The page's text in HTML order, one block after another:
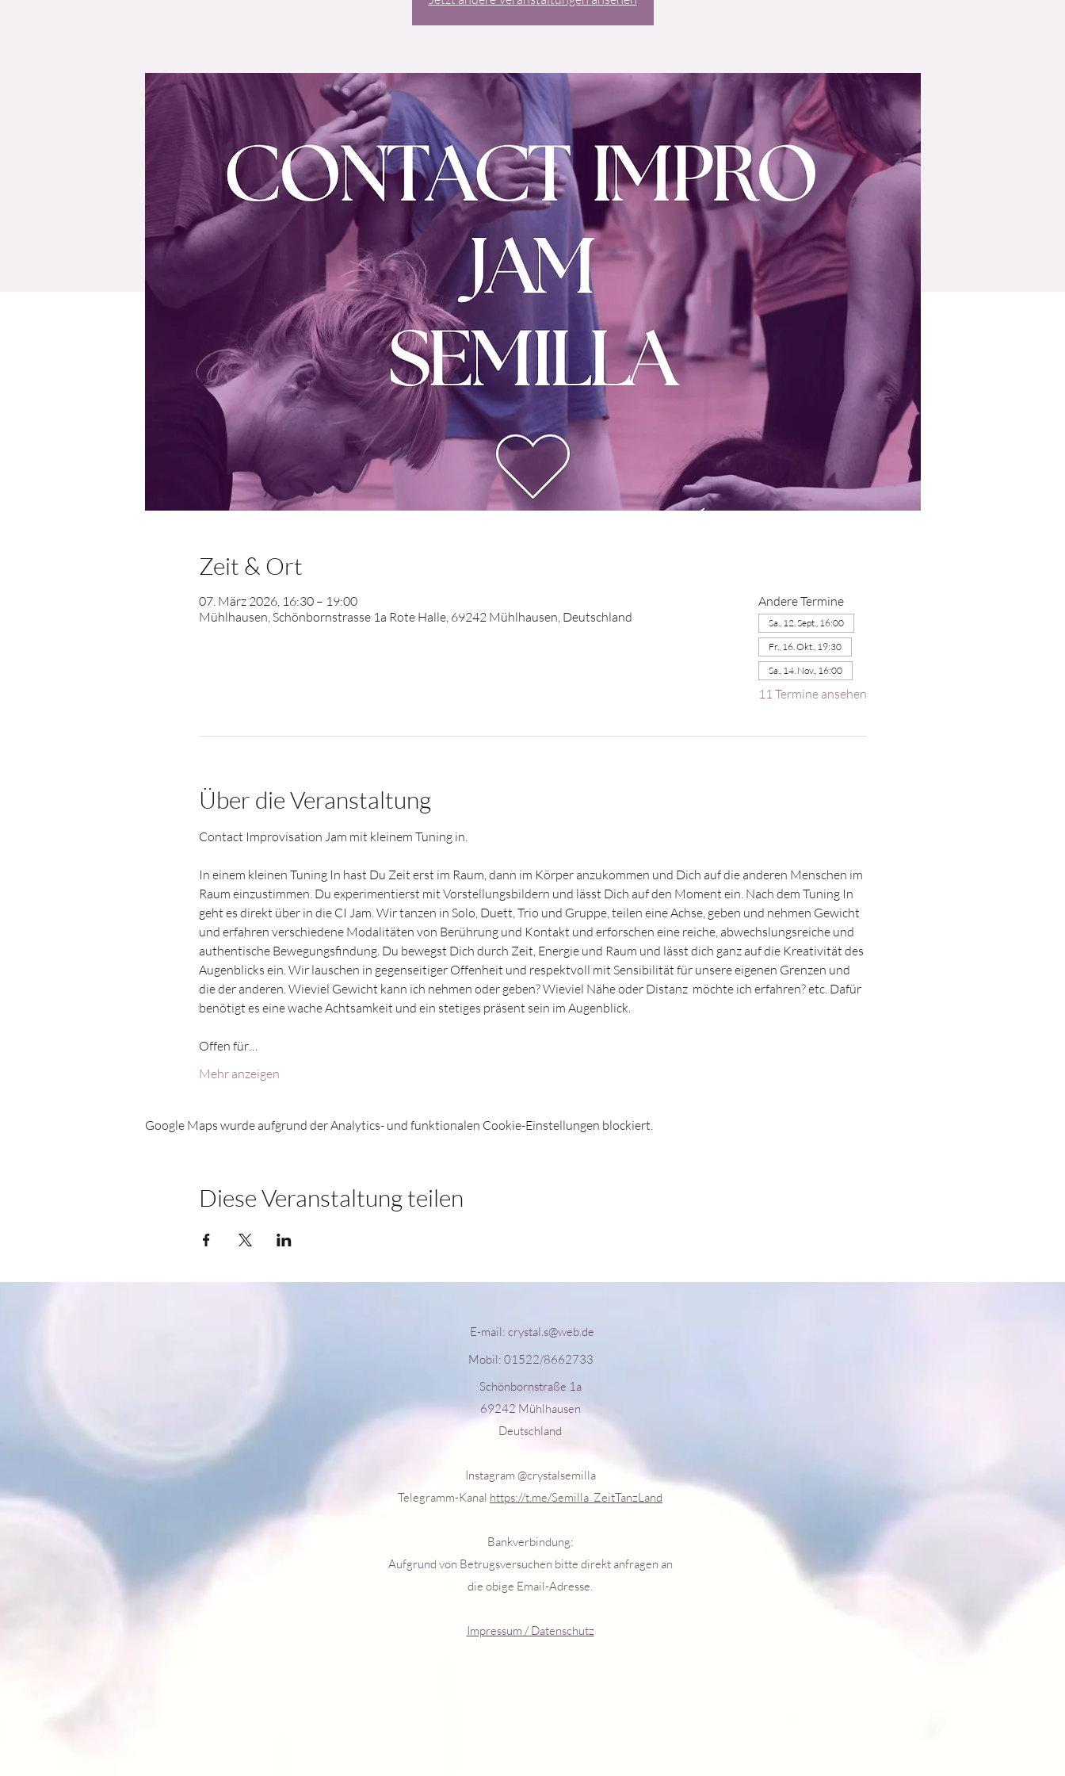
Zeit & Ort
07. März 2026, 16:30 – 19:00
Mühlhausen, Schönbornstrasse 1a Rote Halle, 69242 Mühlhausen, Deutschland
Andere Termine
Sa., 12. Sept., 16:00
Fr., 16. Okt., 19:30
Sa., 14. Nov., 16:00
11 Termine ansehen
Über die Veranstaltung
Contact Improvisation Jam mit kleinem Tuning in.
In einem kleinen Tuning In hast Du Zeit erst im Raum, dann im Körper anzukommen und Dich auf die anderen Menschen im
Raum einzustimmen. Du experimentierst mit Vorstellungsbildern und lässt Dich auf den Moment ein. Nach dem Tuning In
geht es direkt über in die CI Jam. Wir tanzen in Solo, Duett, Trio und Gruppe, teilen eine Achse, geben und nehmen Gewicht
und erfahren verschiedene Modalitäten von Berührung und Kontakt und erforschen eine reiche, abwechslungsreiche und
authentische Bewegungsfindung. Du bewegst Dich durch Zeit, Energie und Raum und lässt dich ganz auf die Kreativität des
Augenblicks ein. Wir lauschen in gegenseitiger Offenheit und respektvoll mit Sensibilität für unsere eigenen Grenzen und
die der anderen. Wieviel Gewicht kann ich nehmen oder geben? Wieviel Nähe oder Distanz  möchte ich erfahren? etc. Dafür
benötigt es eine wache Achtsamkeit und ein stetiges präsent sein im Augenblick.
Offen für…
Mehr anzeigen
Google Maps wurde aufgrund der Analytics- und funktionalen Cookie-Einstellungen blockiert.
Diese Veranstaltung teilen
E-mail: crystal.s@web.de
Mobil: 01522/8662733
Schönbornstraße 1a
69242 Mühlhausen
Deutschland
Instagram @crystalsemilla
Telegramm-Kanal https://t.me/Semilla_ZeitTanzLand
Bankverbindung:
Aufgrund von Betrugsversuchen bitte direkt anfragen an
die obige Email-Adresse.
Impressum / Datenschutz